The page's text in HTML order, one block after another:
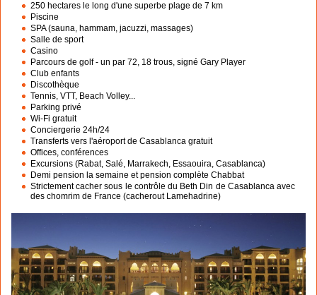
250 hectares le long d'une superbe plage de 7 km
Piscine
SPA (sauna, hammam, jacuzzi, massages)
Salle de sport
Casino
Parcours de golf - un par 72, 18 trous, signé Gary Player
Club enfants
Discothèque
Tennis, VTT, Beach Volley...
Parking privé
Wi-Fi gratuit
Conciergerie 24h/24
Transferts vers l'aéroport de Casablanca gratuit
Offices, conférences
Excursions (Rabat, Salé, Marrakech, Essaouira, Casablanca)
Demi pension la semaine et pension complète Chabbat
Strictement cacher sous le contrôle du Beth Din de Casablanca avec
des chomrim de France (cacherout Lamehadrine)